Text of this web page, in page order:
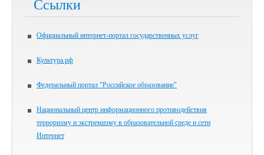
Ссылки
Официальный интернет-портал государственных услуг
Культура.рф
Федеральный портал "Российское образование"
Национальный центр информационного противодействия
терроризму и экстремизму в образовательной среде и сети
Интернет